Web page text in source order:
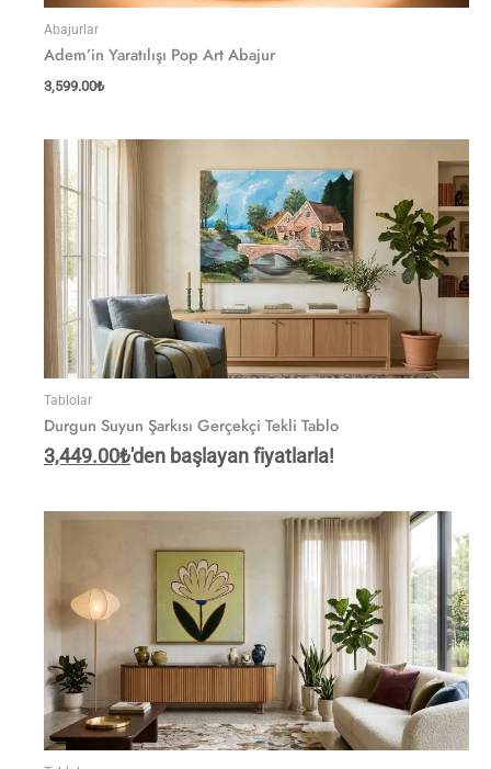
Abajurlar
Adem’in Yaratılışı Pop Art Abajur
3,599.00₺
Tablolar
Durgun Suyun Şarkısı Gerçekçi Tekli Tablo
3,449.00₺'den başlayan fiyatlarla!